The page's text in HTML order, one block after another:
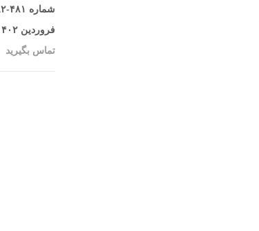
فروردین ۱۴۰۲
تماس بگیرید